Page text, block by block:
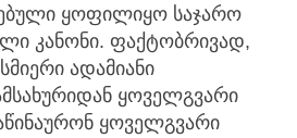
ყოფილიყო საჯარო
კანონი. ფაქტობრივად,
ადამიანი
ყოველგვარი
ყოველგვარი